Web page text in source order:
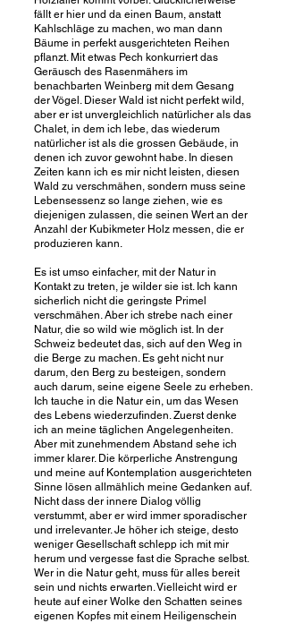
fällt er hier und da einen Baum, anstatt
Kahlschläge zu machen, wo man dann
Bäume in perfekt ausgerichteten Reihen
pflanzt. Mit etwas Pech konkurriert das
Geräusch des Rasenmähers im
benachbarten Weinberg mit dem Gesang
der Vögel. Dieser Wald ist nicht perfekt wild,
aber er ist unvergleichlich natürlicher als das
Chalet, in dem ich lebe, das wiederum
natürlicher ist als die grossen Gebäude, in
denen ich zuvor gewohnt habe. In diesen
Zeiten kann ich es mir nicht leisten, diesen
Wald zu verschmähen, sondern muss seine
Lebensessenz so lange ziehen, wie es
diejenigen zulassen, die seinen Wert an der
Anzahl der Kubikmeter Holz messen, die er
produzieren kann.
Es ist umso einfacher, mit der Natur in
Kontakt zu treten, je wilder sie ist. Ich kann
sicherlich nicht die geringste Primel
verschmähen. Aber ich strebe nach einer
Natur, die so wild wie möglich ist. In der
Schweiz bedeutet das, sich auf den Weg in
die Berge zu machen. Es geht nicht nur
darum, den Berg zu besteigen, sondern
auch darum, seine eigene Seele zu erheben.
Ich tauche in die Natur ein, um das Wesen
des Lebens wiederzufinden. Zuerst denke
ich an meine täglichen Angelegenheiten.
Aber mit zunehmendem Abstand sehe ich
immer klarer. Die körperliche Anstrengung
und meine auf Kontemplation ausgerichteten
Sinne lösen allmählich meine Gedanken auf.
Nicht dass der innere Dialog völlig
verstummt, aber er wird immer sporadischer
und irrelevanter. Je höher ich steige, desto
weniger Gesellschaft schlepp ich mit mir
herum und vergesse fast die Sprache selbst.
Wer in die Natur geht, muss für alles bereit
sein und nichts erwarten. Vielleicht wird er
heute auf einer Wolke den Schatten seines
eigenen Kopfes mit einem Heiligenschein